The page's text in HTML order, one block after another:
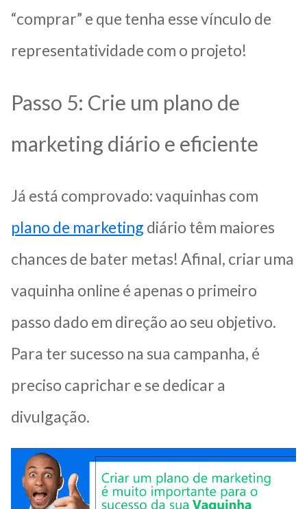
“comprar” e que tenha esse vínculo de
representatividade com o projeto!
Passo 5: Crie um plano de
marketing diário e eficiente
Já está comprovado: vaquinhas com
plano de marketing diário têm maiores
chances de bater metas! Afinal, criar uma
vaquinha online é apenas o primeiro
passo dado em direção ao seu objetivo.
Para ter sucesso na sua campanha, é
preciso caprichar e se dedicar a
divulgação.